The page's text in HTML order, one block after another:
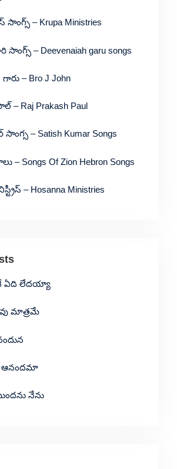
సాంగ్స్ – Krupa Ministries
– Deevenaiah garu songs
– Bro J John
– Raj Prakash Paul
– Satish Kumar Songs
– Songs Of Zion Hebron Songs
– Hosanna Ministries
ఏది లేదయ్యా
మాత్రమే
నేను